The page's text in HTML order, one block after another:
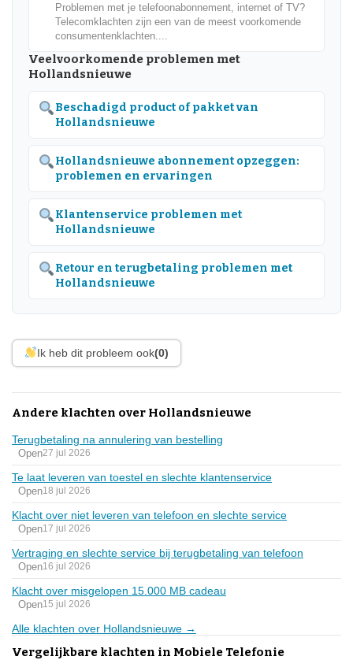
Problemen met je telefoonabonnement, internet of TV?
Telecomklachten zijn een van de meest voorkomende
consumentenklachten....
Veelvoorkomende problemen met
Hollandsnieuwe
Beschadigd product of pakket van
Hollandsnieuwe
Hollandsnieuwe abonnement opzeggen:
problemen en ervaringen
Klantenservice problemen met
Hollandsnieuwe
Retour en terugbetaling problemen met
Hollandsnieuwe
Ik heb dit probleem ook(0)
Andere klachten over Hollandsnieuwe
Terugbetaling na annulering van bestelling
Open27 jul 2026
Te laat leveren van toestel en slechte klantenservice
Open18 jul 2026
Klacht over niet leveren van telefoon en slechte service
Open17 jul 2026
Vertraging en slechte service bij terugbetaling van telefoon
Open16 jul 2026
Klacht over misgelopen 15.000 MB cadeau
Open15 jul 2026
Alle klachten over Hollandsnieuwe →
Vergelijkbare klachten in Mobiele Telefonie